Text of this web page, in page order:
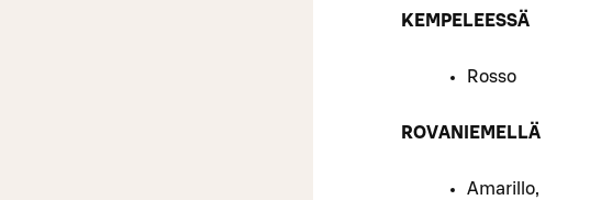
KEMPELEESSÄ
Rosso
ROVANIEMELLÄ
Amarillo,